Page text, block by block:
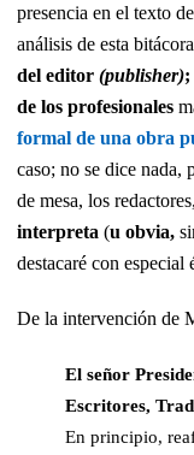
presencia en el texto
análisis de esta
del editor (publisher);
de los profesionales
formal de una obra
caso; no se dice nada,
de mesa, los
interpreta (u obvia,
destacaré con especial
De la intervención de
El señor
Escritores,
En principio,